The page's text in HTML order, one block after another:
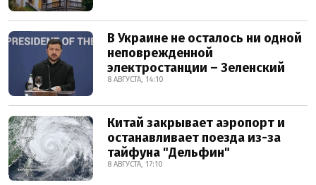
В Украине не осталось ни одной
неповрежденной
электростанции – Зеленский
8 АВГУСТА, 14:10
Китай закрывает аэропорт и
останавливает поезда из-за
тайфуна "Дельфин"
8 АВГУСТА, 17:10